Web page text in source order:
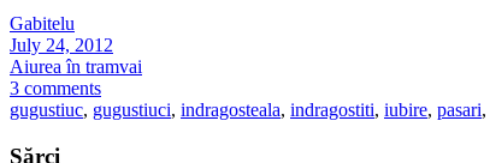
Gabitelu
July 24, 2012
Aiurea în tramvai
3 comments
gugustiuc, gugustiuci, indragosteala, indragostiti, iubire, pasari,
Sărci